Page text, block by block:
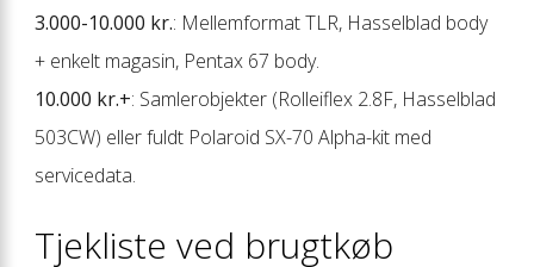
3.000-10.000 kr.: Mellemformat TLR, Hasselblad body
+ enkelt magasin, Pentax 67 body.
10.000 kr.+: Samler­objekter (Rolleiflex 2.8F, Hasselblad
503CW) eller fuldt Polaroid SX-70 Alpha-kit med
servicedata.
Tjekliste ved brugtkøb